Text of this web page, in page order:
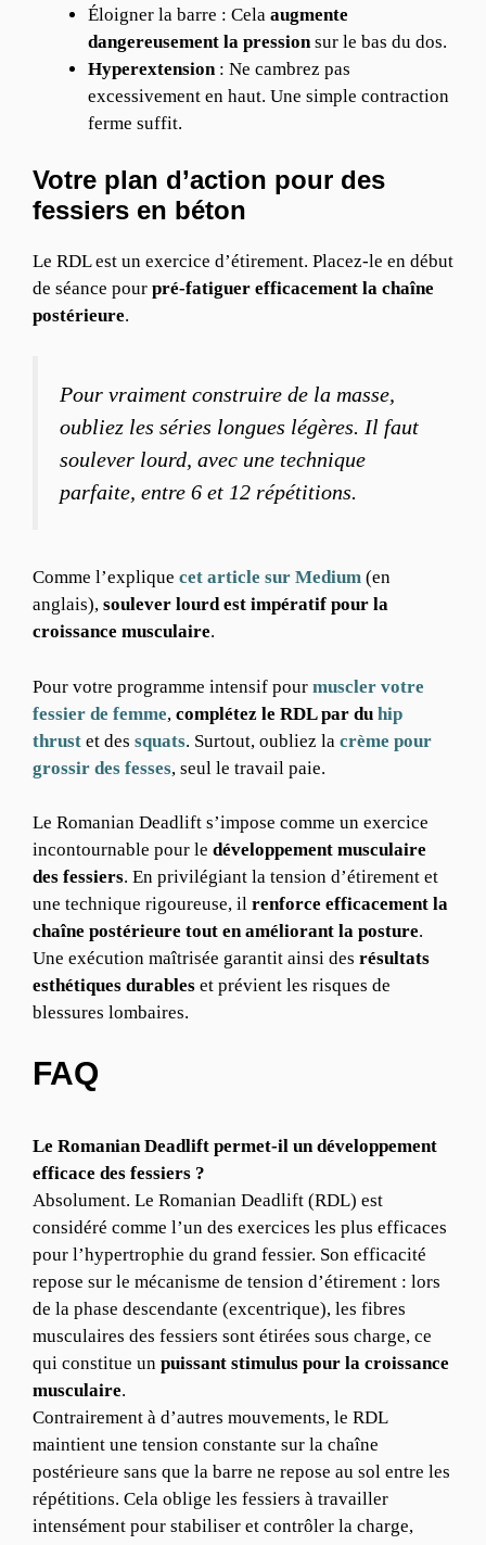
Éloigner la barre : Cela augmente
dangereusement la pressionsur le bas du dos.
Hyperextension: Ne cambrez pas
excessivement en haut. Une simple contraction
ferme suffit.
Votre plan d’action pour des
fessiers en béton
Le RDL est un exercice d’étirement. Placez-le en début
de séance pour pré-fatiguer efficacement la chaîne
postérieure.
Pour vraiment construire de la masse,
oubliez les séries longues légères. Il faut
soulever lourd, avec une technique
parfaite, entre 6 et 12 répétitions.
Comme l’explique cet article sur Medium (en
anglais), soulever lourd est impératif pour la
croissance musculaire.
Pour votre programme intensif pour muscler votre
fessier de femme, complétez le RDL par du hip
thrust et des squats. Surtout, oubliez la crème pour
grossir des fesses, seul le travail paie.
Le Romanian Deadlift s’impose comme un exercice
incontournable pour le développement musculaire
des fessiers. En privilégiant la tension d’étirement et
une technique rigoureuse, il renforce efficacement la
chaîne postérieure tout en améliorant la posture.
Une exécution maîtrisée garantit ainsi des résultats
esthétiques durables et prévient les risques de
blessures lombaires.
FAQ
Le Romanian Deadlift permet-il un développement
efficace des fessiers ?
Absolument. Le Romanian Deadlift (RDL) est
considéré comme l’un des exercices les plus efficaces
pour l’hypertrophie du grand fessier. Son efficacité
repose sur le mécanisme de tension d’étirement : lors
de la phase descendante (excentrique), les fibres
musculaires des fessiers sont étirées sous charge, ce
qui constitue un puissant stimulus pour la croissance
musculaire.
Contrairement à d’autres mouvements, le RDL
maintient une tension constante sur la chaîne
postérieure sans que la barre ne repose au sol entre les
répétitions. Cela oblige les fessiers à travailler
intensément pour stabiliser et contrôler la charge,